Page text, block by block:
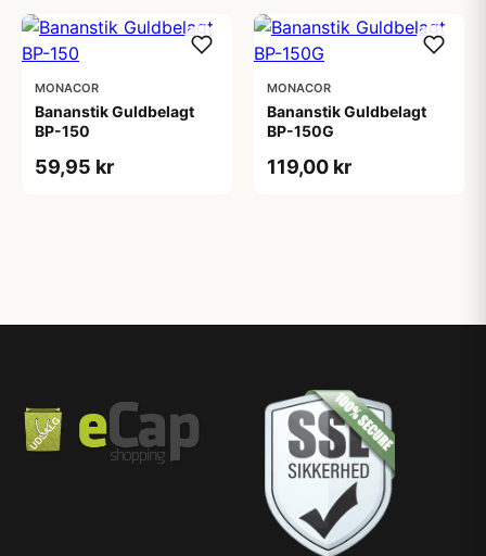
MONACOR
Bananstik Guldbelagt
BP-150
59,95 kr
MONACOR
Bananstik Guldbelagt
BP-150G
119,00 kr